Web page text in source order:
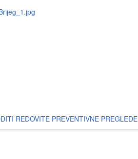
REDOVITE PREVENTIVNE PREGLEDE